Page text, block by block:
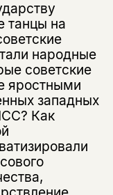
танцы на
народные
советские
яростными
западных
Как